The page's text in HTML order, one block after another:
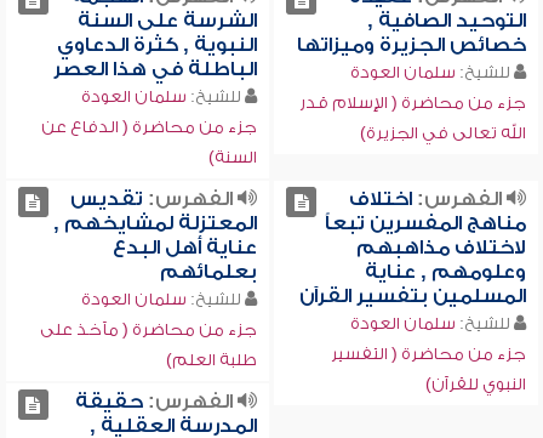
التوحيد الصافية ,
خصائص الجزيرة وميزاتها
للشيخ: سلمان العودة
جزء من محاضرة ( الإسلام قدر
الله تعالى في الجزيرة)
الشرسة على السنة
النبوية , كثرة الدعاوي
الباطلة في هذا العصر
للشيخ: سلمان العودة
جزء من محاضرة ( الدفاع عن
السنة)
الفهرس:اختلاف
مناهج المفسرين تبعاً
لاختلاف مذاهبهم
وعلومهم , عناية
المسلمين بتفسير القرآن
للشيخ: سلمان العودة
جزء من محاضرة ( التفسير
النبوي للقرآن)
الفهرس: تقديس
المعتزلة لمشايخهم ,
عناية أهل البدع
بعلمائهم
للشيخ: سلمان العودة
جزء من محاضرة ( مآخذ على
طلبة العلم)
الفهرس:حقيقة
المدرسة العقلية ,